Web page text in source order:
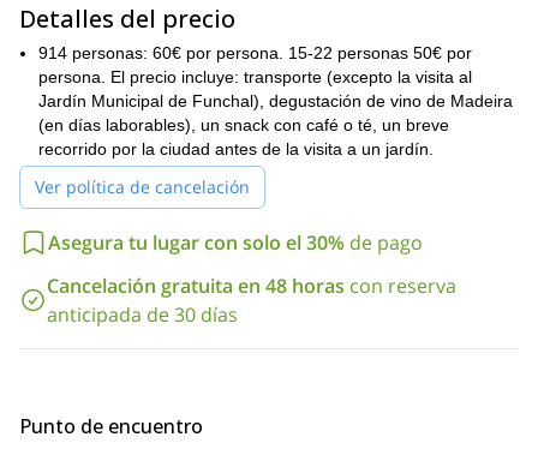
Mi principal objetivo es, sea cual sea tu elección, mostrarte las
especies exóticas y diversificadas traídas durante siglos de todas
las diferentes partes del mundo.
Pero en primer lugar, haremos un recorrido por el centro de la
ciudad para contemplar raras construcciones de los siglos XV y
XVI. Durante esta caminata, compartiré contigo información
interesante sobre su historia y cultura. También es la mejor
oportunidad para visitar una bodega y degustar el muy famoso
Entonces, ¿te suena emocionante este programa? Entonces
ponte en contacto conmigo enviando la solicitud y haz tu
reserva para esta excursión a pie por los mejores lugares de
Funchal.
Detalles del precio
914 personas: 60€ por persona. 15-22 personas 50€ por
persona. El precio incluye: transporte (excepto la visita al
Jardín Municipal de Funchal), degustación de vino de Madeira
(en días laborables), un snack con café o té, un breve
recorrido por la ciudad antes de la visita a un jardín.
Ver política de cancelación
Asegura tu lugar con solo el 30% de pago
Cancelación gratuita en 48 horas con reserva
anticipada de 30 días
Punto de encuentro